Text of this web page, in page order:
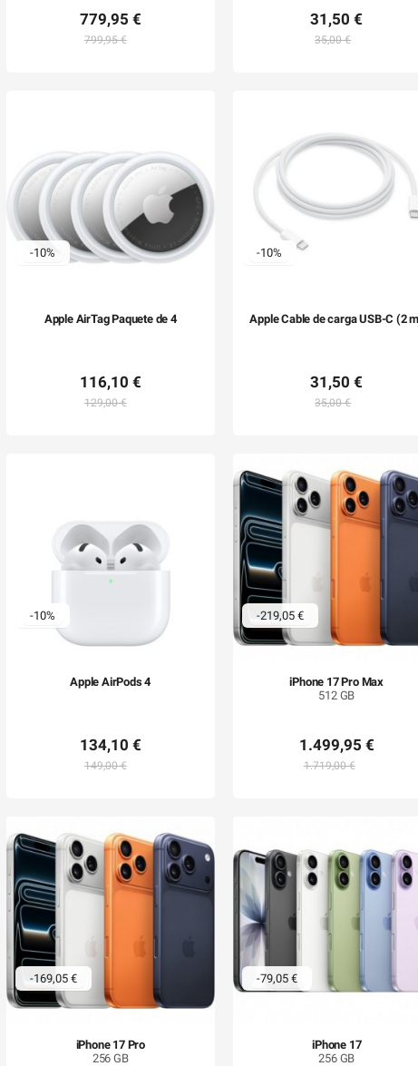
779,95 €
799,95 €
31,50 €
35,00 €
-10%
Apple AirTag Paquete de 4
116,10 €
129,00 €
-10%
Apple Cable de carga USB-C (2
31,50 €
35,00 €
-10%
Apple AirPods 4
134,10 €
149,00 €
-219,05 €
iPhone 17 Pro Max
512 GB
1.499,95 €
1.719,00 €
-169,05 €
iPhone 17 Pro
256 GB
-79,05 €
iPhone 17
256 GB